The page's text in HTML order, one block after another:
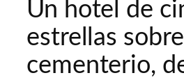
Un hotel de
estrellas
cementerio,